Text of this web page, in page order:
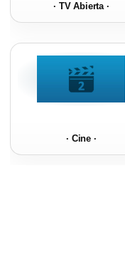
· TV Abierta ·
· Cine ·